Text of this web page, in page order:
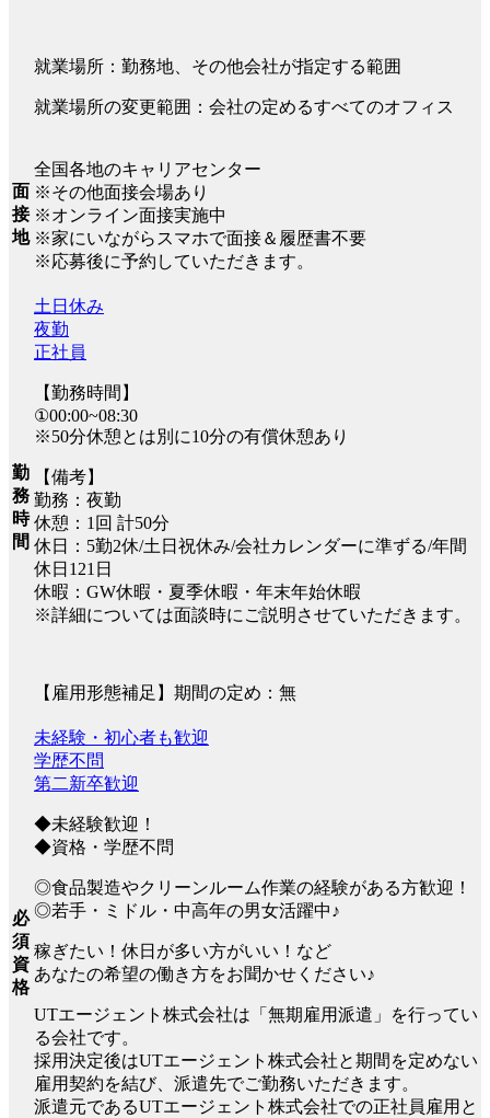
就業場所：勤務地、その他会社が指定する範囲
就業場所の変更範囲：会社の定めるすべてのオフィス
面
接
地
全国各地のキャリアセンター
※その他面接会場あり
※オンライン面接実施中
※家にいながらスマホで面接＆履歴書不要
※応募後に予約していただきます。
勤
務
時
間
土日休み
夜勤
正社員
【勤務時間】
①00:00~08:30
※50分休憩とは別に10分の有償休憩あり
【備考】
勤務：夜勤
休憩：1回 計50分
休日：5勤2休/土日祝休み/会社カレンダーに準ずる/年間
休日121日
休暇：GW休暇・夏季休暇・年末年始休暇
※詳細については面談時にご説明させていただきます。
【雇用形態補足】期間の定め：無
必
須
資
格
未経験・初心者も歓迎
学歴不問
第二新卒歓迎
◆未経験歓迎！
◆資格・学歴不問
◎食品製造やクリーンルーム作業の経験がある方歓迎！
◎若手・ミドル・中高年の男女活躍中♪
稼ぎたい！休日が多い方がいい！など
あなたの希望の働き方をお聞かせください♪
UTエージェント株式会社は「無期雇用派遣」を行ってい
る会社です。
採用決定後はUTエージェント株式会社と期間を定めない
雇用契約を結び、派遣先でご勤務いただきます。
派遣元であるUTエージェント株式会社での正社員雇用と